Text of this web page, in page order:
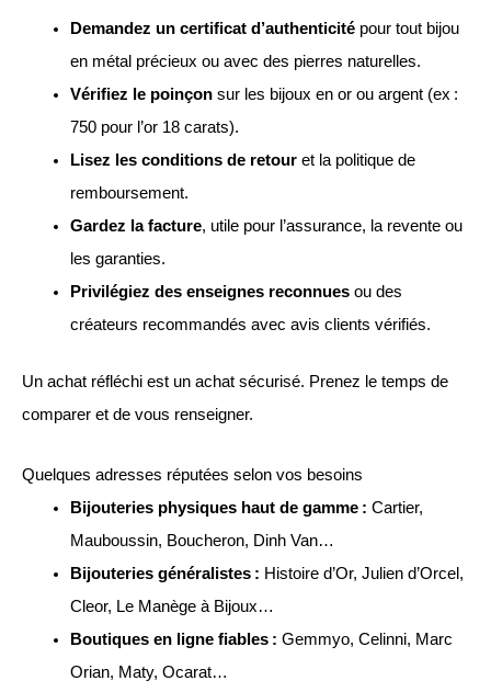
Demandez un certificat d’authenticitépour tout bijou
en métal précieux ou avec des pierres naturelles.
Vérifiez le poinçonsur les bijoux en or ou argent (ex :
750 pour l’or 18 carats).
Lisez les conditions de retouret la politique de
remboursement.
Gardez la facture, utile pour l’assurance, la revente ou
les garanties.
Privilégiez des enseignes reconnuesou des
créateurs recommandés avec avis clients vérifiés.
Un achat réfléchi est un achat sécurisé. Prenez le temps de
comparer et de vous renseigner.
Quelques adresses réputées selon vos besoins
Bijouteries physiques haut de gamme : Cartier,
Mauboussin, Boucheron, Dinh Van…
Bijouteries généralistes : Histoire d’Or, Julien d’Orcel,
Cleor, Le Manège à Bijoux…
Boutiques en ligne fiables : Gemmyo, Celinni, Marc
Orian, Maty, Ocarat…